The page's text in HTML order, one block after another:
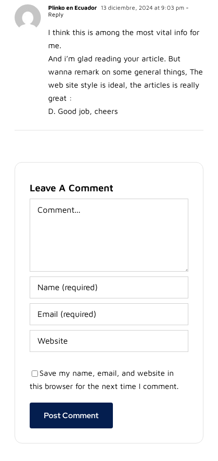
Plinko en Ecuador 13 diciembre, 2024 at 9:03 pm -
Reply
I think this is among the most vital info for
me.
And i’m glad reading your article. But
wanna remark on some general things, The
web site style is ideal, the articles is really
great :
D. Good job, cheers
Leave A Comment
Save my name, email, and website in
this browser for the next time I comment.